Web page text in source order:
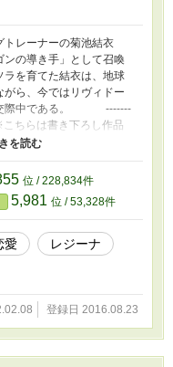
レーナーの菊池結衣
の導き手」として召喚
ラを育てた結衣は、地球
がら、今ではリヴィドー
交際中である。 -------
ちらは書き下ろし作品
、「書籍」より各単行
お試し読みなどをごらん
ちらで上げている作品
予告なく修正加筆をす
御留意下さい。 -------
第三部「命花の呪い
日、異世界にやって来
国で宮廷舞踏会が開か
春の恒例行事で、貴族の
ディランやアメリアの
だがそんな折、客の使
いた半魔族により、結衣
位 / 228,834件
5,981 位 / 53,328件
愛
レジーナ
登録日 2016.08.23